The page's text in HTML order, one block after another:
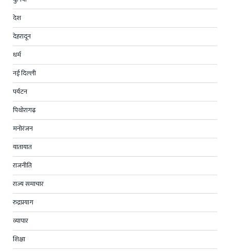
देश
देहरादून
धर्म
नई दिल्ली
पर्यटन
पिथोरागढ़
मनोरंजन
यातायात
राजनीति
राज्य समाचार
रुद्रप्रयाग
व्यापार
शिक्षा